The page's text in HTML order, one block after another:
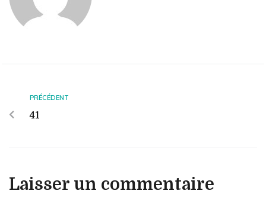
PRÉCÉDENT
41
Laisser un commentaire